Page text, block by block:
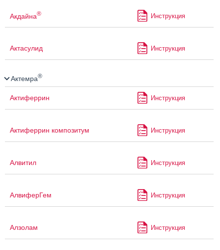
Акдайна® Инструкция
Актасулид Инструкция
Актемра®
Актиферрин Инструкция
Актиферрин композитум Инструкция
Алвитил Инструкция
АлвиферГем Инструкция
Алзолам Инструкция